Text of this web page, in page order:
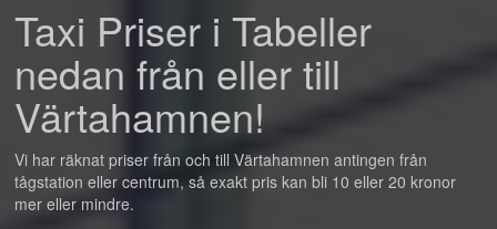
Taxi Priser i Tabeller
nedan från eller till
Värtahamnen!
Vi har räknat priser från och till Värtahamnen antingen från
tågstation eller centrum, så exakt pris kan bli 10 eller 20 kronor
mer eller mindre.